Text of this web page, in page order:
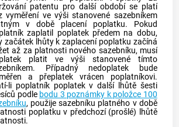
patentu pro další období se platí
vyměření ve výši stanovené sazebníkem
v době placení poplatku. Pokud
zaplatil poplatek předem na dobu,
začátek lhůty k zaplacení poplatku začíná
až za platnosti nového sazebníku, musí
platit ve výši stanovené tímto
Případný nedoplatek bude
a přeplatek vrácen poplatníkovi.
li poplatník poplatek v další lhůtě šesti
podle bodu 3 poznámky k položce 100
, použije sazebníku platného v době
poplatku v předchozí (prošlé) lhůtě